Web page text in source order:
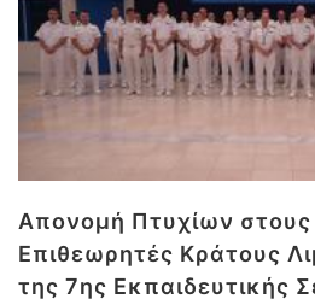
Απονομή Πτυχίων στους
Επιθεωρητές Κράτους
της 7ης Εκπαιδευτικής